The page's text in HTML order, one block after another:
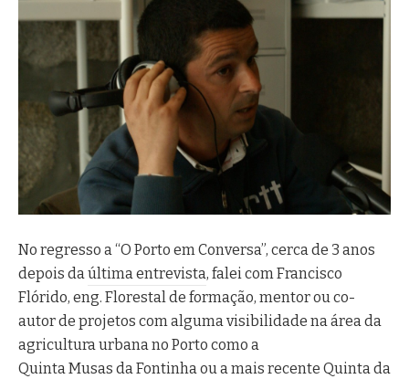
Ilhas e Bairros do Porto
Movimento Cívico pela Linha
do Tua
O Porto em Conversa
Olhares Cruzados sobre o
Porto
Representantes do Porto
SEPG Europe
Talks 2.0
Universidade Lusófona
Porto
P
r
t
o
,
s
b
r
e
a
r
e
No regresso a “O Porto em Conversa”, cerca de 3 anos
depois daúltima entrevista, falei com Francisco
Flórido, eng. Florestal de formação, mentor ou co-
autor de projetos com alguma visibilidade na área da
agricultura urbana no Porto como a
Quinta Musas da Fontinhaou a mais recente Quinta da